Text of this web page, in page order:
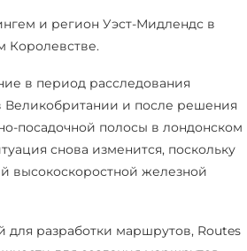
и регион Уэст-Мидлендс в
Королевстве.
в период расследования
Великобритании и после решения
посадочной полосы в лондонском
снова изменится, поскольку
высокоскоростной железной
разработки маршрутов, Routes